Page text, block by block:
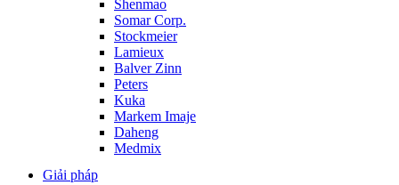
Shenmao
Somar Corp.
Stockmeier
Lamieux
Balver Zinn
Peters
Kuka
Markem Imaje
Daheng
Medmix
Giải pháp